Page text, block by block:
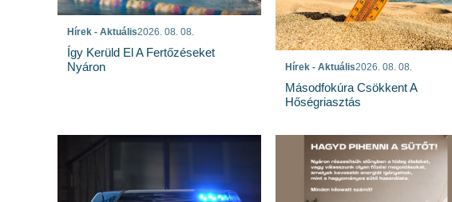
Hírek - Aktuális2026. 08. 08.
Így Kerüld El A Fertőzéseket
Nyáron
Hírek - Aktuális2026. 08. 08.
Másodfokúra Csökkent A
Hőségriasztás